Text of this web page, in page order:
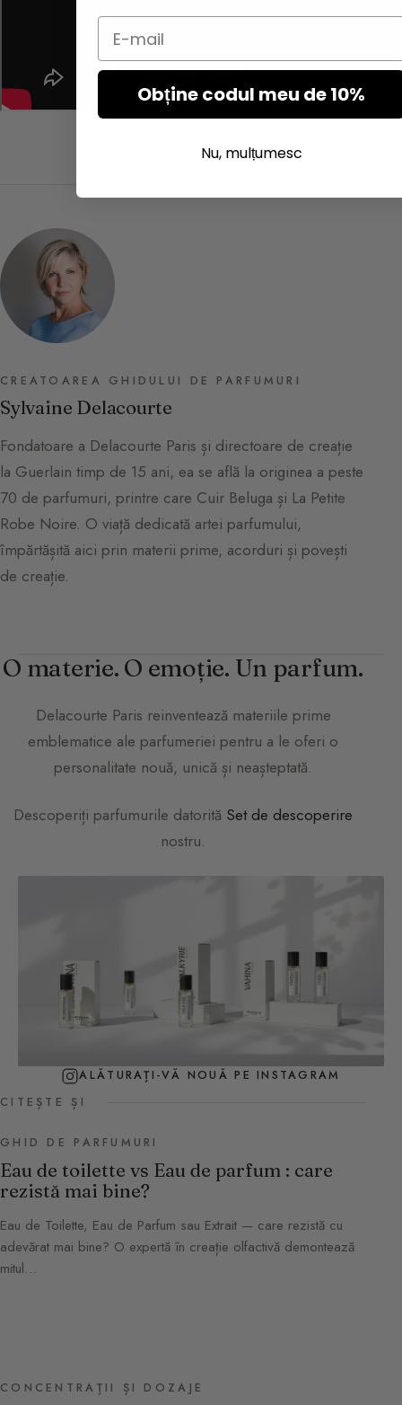
CREATOAREA GHIDULUI DE PARFUMURI
Sylvaine Delacourte
Fondatoare a Delacourte Paris și directoare de creație
la Guerlain timp de 15 ani, ea se află la originea a peste
70 de parfumuri, printre care Cuir Beluga și La Petite
Robe Noire. O viață dedicată artei parfumului,
împărtășită aici prin materii prime, acorduri și povești
de creație.
O materie. O emoție. Un parfum.
Delacourte Paris reinventează materiile prime
emblematice ale parfumeriei pentru a le oferi o
personalitate nouă, unică și neașteptată.
Descoperiți parfumurile datorită Set de descoperire
nostru.
ALĂTURAȚI-VĂ NOUĂ PE INSTAGRAM
CITEȘTE ȘI
GHID DE PARFUMURI
Eau de toilette vs Eau de parfum : care
rezistă mai bine?
Eau de Toilette, Eau de Parfum sau Extrait — care rezistă cu
adevărat mai bine? O expertă în creație olfactivă demontează
mitul…
CONCENTRAȚII ȘI DOZAJE
Email
Obține codul meu de 10%
Nu, mulțumesc